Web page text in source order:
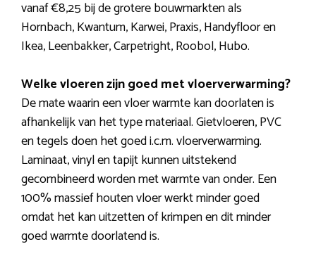
vanaf €8,25 bij de grotere bouwmarkten als
Hornbach, Kwantum, Karwei, Praxis, Handyfloor en
Ikea, Leenbakker, Carpetright, Roobol, Hubo.
Welke vloeren zijn goed met vloerverwarming?
De mate waarin een vloer warmte kan doorlaten is
afhankelijk van het type materiaal. Gietvloeren, PVC
en tegels doen het goed i.c.m. vloerverwarming.
Laminaat, vinyl en tapijt kunnen uitstekend
gecombineerd worden met warmte van onder. Een
100% massief houten vloer werkt minder goed
omdat het kan uitzetten of krimpen en dit minder
goed warmte doorlatend is.